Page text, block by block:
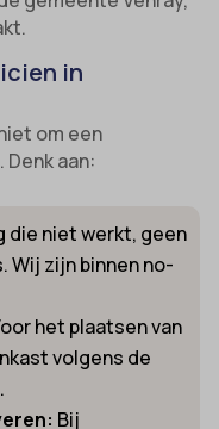
in
om een
aan:
die niet werkt, geen
Wij zijn binnen no-
het plaatsen van
volgens de
Bij